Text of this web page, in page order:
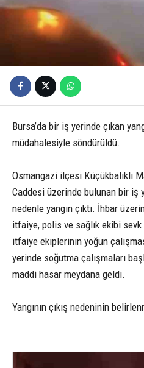
Bursa’da bir iş yerinde çıkan
müdahalesiyle söndürüldü.
Osmangazi ilçesi Küçükbalıklı
Caddesi üzerinde bulunan bir iş
nedenle yangın çıktı. İhbar
itfaiye, polis ve sağlık ekibi
itfaiye ekiplerinin yoğun
yerinde soğutma çalışmaları
maddi hasar meydana geldi.
Yangının çıkış nedeninin